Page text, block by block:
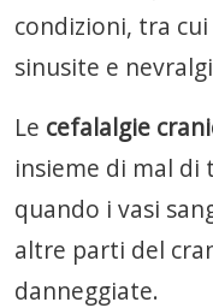
condizioni, tra
sinusite e
Le cefalalgie
insieme di mal di
quando i vasi
altre parti del
danneggiate.